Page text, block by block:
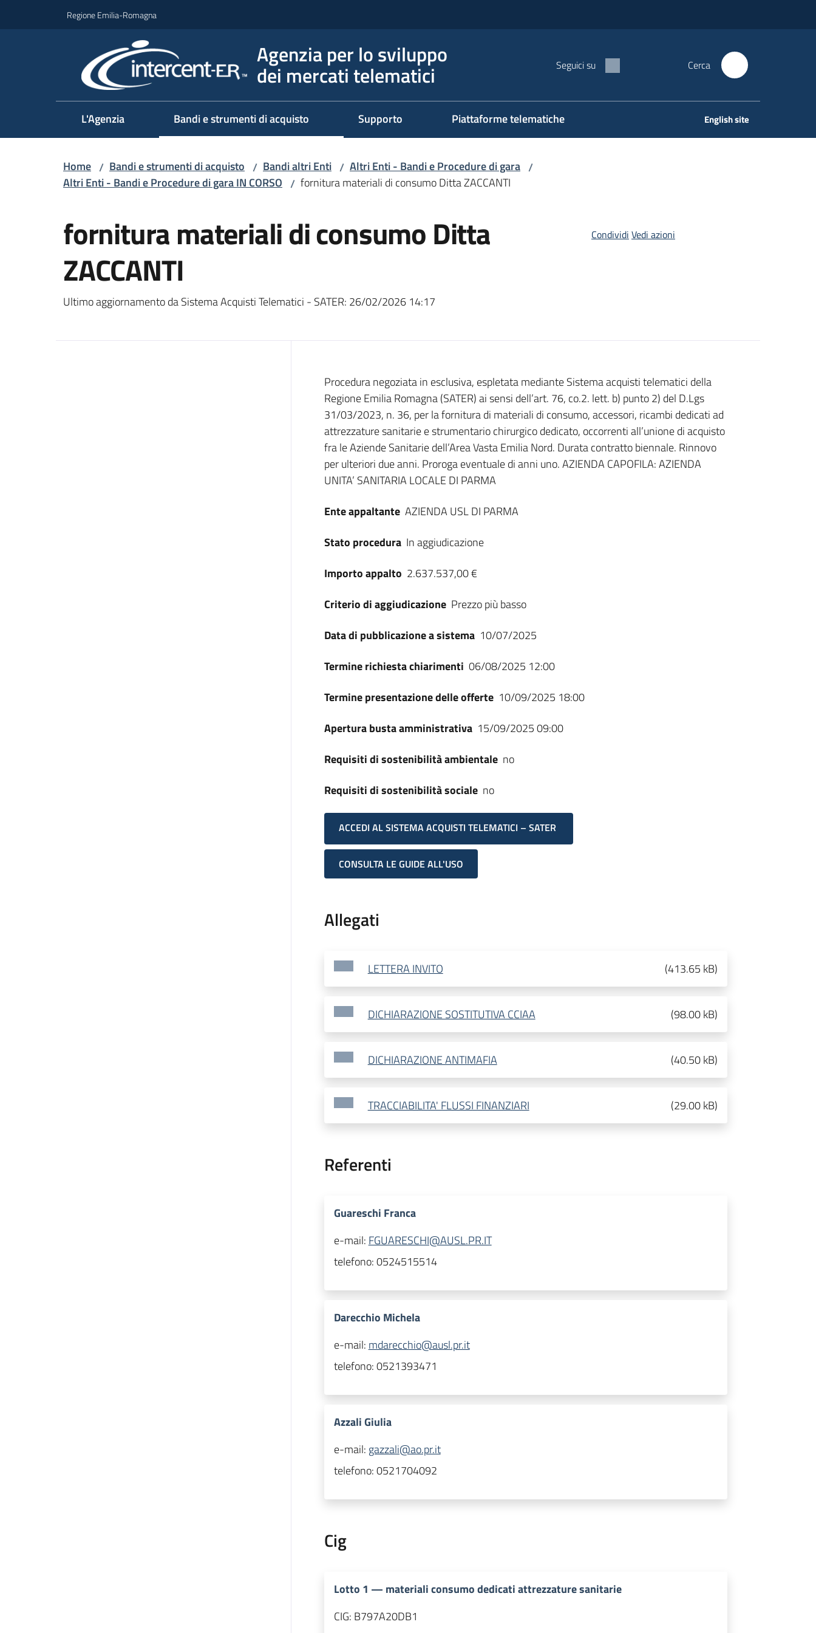
Regione Emilia-Romagna
Agenzia per lo sviluppo
dei mercati telematici Seguici su Cerca
L'Agenzia Bandi e strumenti di acquisto Supporto Piattaforme telematiche English site
Home / Bandi e strumenti di acquisto / Bandi altri Enti / Altri Enti - Bandi e Procedure di gara /
Altri Enti - Bandi e Procedure di gara IN CORSO / fornitura materiali di consumo Ditta ZACCANTI
fornitura materiali di consumo Ditta
ZACCANTI
Ultimo aggiornamento da Sistema Acquisti Telematici - SATER: 26/02/2026 14:17
Condividi Vedi azioni
Dati del bando
Procedura negoziata in esclusiva, espletata mediante Sistema acquisti telematici della
Regione Emilia Romagna (SATER) ai sensi dell’art. 76, co.2. lett. b) punto 2) del D.Lgs
31/03/2023, n. 36, per la fornitura di materiali di consumo, accessori, ricambi dedicati ad
attrezzature sanitarie e strumentario chirurgico dedicato, occorrenti all’unione di acquisto
fra le Aziende Sanitarie dell’Area Vasta Emilia Nord. Durata contratto biennale. Rinnovo
per ulteriori due anni. Proroga eventuale di anni uno. AZIENDA CAPOFILA: AZIENDA
UNITA’ SANITARIA LOCALE DI PARMA
Ente appaltante AZIENDA USL DI PARMA
Stato procedura In aggiudicazione
Importo appalto 2.637.537,00 €
Criterio di aggiudicazione Prezzo più basso
Data di pubblicazione a sistema 10/07/2025
Termine richiesta chiarimenti 06/08/2025 12:00
Termine presentazione delle offerte 10/09/2025 18:00
Apertura busta amministrativa 15/09/2025 09:00
Requisiti di sostenibilità ambientale no
Requisiti di sostenibilità sociale no
ACCEDI AL SISTEMA ACQUISTI TELEMATICI – SATER
CONSULTA LE GUIDE ALL'USO
Allegati
LETTERA INVITO (413.65 kB)
DICHIARAZIONE SOSTITUTIVA CCIAA (98.00 kB)
DICHIARAZIONE ANTIMAFIA (40.50 kB)
TRACCIABILITA' FLUSSI FINANZIARI (29.00 kB)
Referenti
Guareschi Franca
e-mail: FGUARESCHI@AUSL.PR.IT
telefono:0524515514
Darecchio Michela
e-mail: mdarecchio@ausl.pr.it
telefono:0521393471
Azzali Giulia
e-mail: gazzali@ao.pr.it
telefono:0521704092
Cig
Lotto 1 — materiali consumo dedicati attrezzature sanitarie
CIG: B797A20DB1